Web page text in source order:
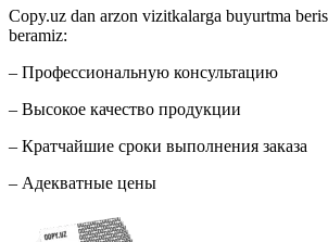
Copy.uz dan arzon vizitkalarga buyurtma
beramiz:
– Профессиональную консультацию
– Высокое качество продукции
– Кратчайшие сроки выполнения заказа
– Адекватные цены